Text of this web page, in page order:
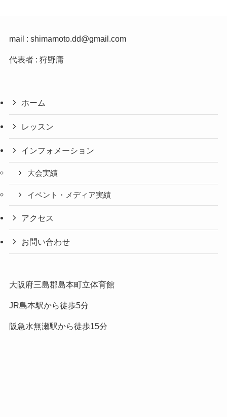
mail : shimamoto.dd@gmail.com
代表者 : 狩野庸
ホーム
レッスン
インフォメーション
大会実績
イベント・メディア実績
アクセス
お問い合わせ
大阪府三島郡島本町立体育館
JR島本駅から徒歩5分
阪急水無瀬駅から徒歩15分